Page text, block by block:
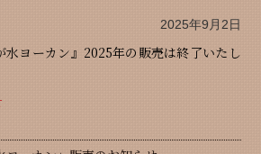
2025年9月2日
水ヨーカン』2025年の販売は終了いたし